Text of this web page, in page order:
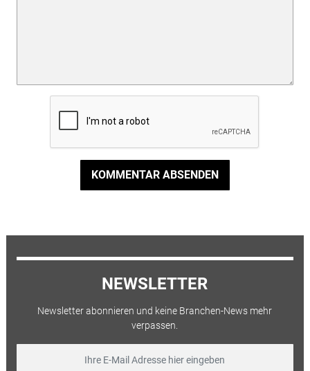
KOMMENTAR ABSENDEN
NEWSLETTER
Newsletter abonnieren und keine Branchen-News mehr
verpassen.